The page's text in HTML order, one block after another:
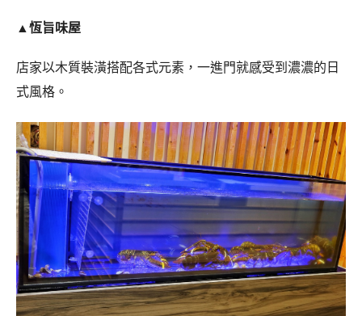
▲ 恆旨味屋
店家以木質裝潢搭配各式元素，一進門就感受到濃濃的日
式風格。